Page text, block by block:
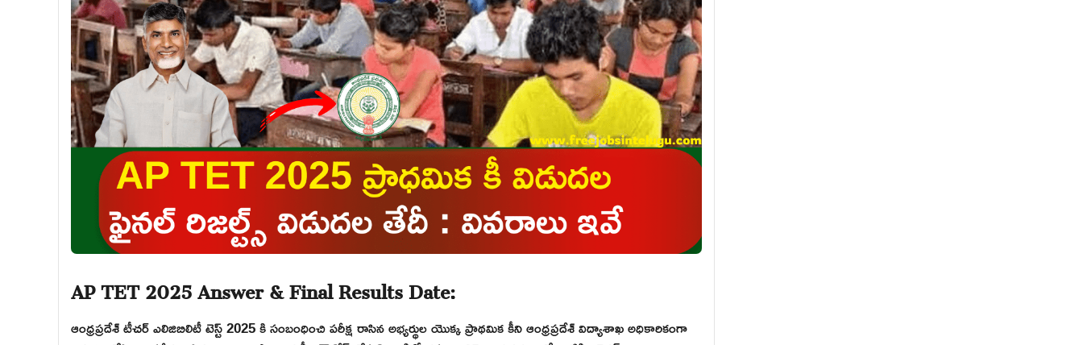
AP TET 2025 Answer & Final Results Date:
ఆంధ్రప్రదేశ్ టీచర్ ఎలిజిబిలిటీ టెస్ట్ 2025 కి సంబంధించి పరీక్ష రాసిన అభ్యర్థుల యొక్క ప్రాథమిక కీని ఆంధ్రప్రదేశ్ విద్యాశాఖ అధికారికంగా